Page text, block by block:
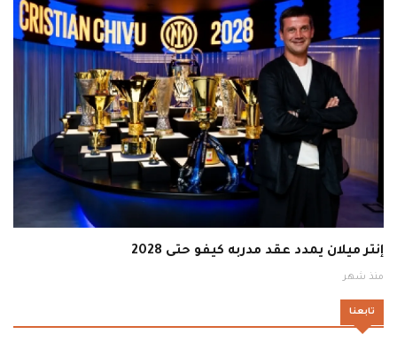
إنتر ميلان يمدد عقد مدربه كيفو حتى 2028
منذ شهر
تابعنا